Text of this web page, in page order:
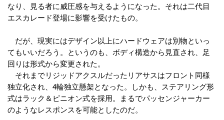
なり、見る者に威圧感を与えるようになった。それは二代目
エスカレード登場に影響を受けたもの。
だが、現実にはデザイン以上にハードウェアは別物といっ
てもいいだろう。というのも、ボディ構造から見直され、足
回りは形式から変更された。
それまでリジッドアクスルだったリアサスはフロント同様
独立化され、4輪独立懸架となった。しかも、ステアリング形
式はラック＆ピニオン式を採用。まるでパッセンジャーカー
のようなレスポンスを可能としたのだ。